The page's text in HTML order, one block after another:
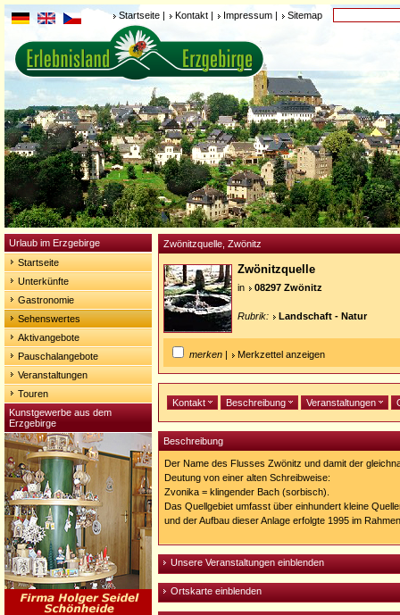
Startseite | Kontakt | Impressum | Sitemap
Urlaub im Erzgebirge
Startseite
Unterkünfte
Gastronomie
Sehenswertes
Aktivangebote
Pauschalangebote
Veranstaltungen
Touren
Kunstgewerbe aus dem
Erzgebirge
Zwönitzquelle, Zwönitz
Zwönitzquelle
in 08297 Zwönitz
Rubrik: Landschaft - Natur
merken | Merkzettel anzeigen
Kontakt Beschreibung Veranstaltungen
Beschreibung
Der Name des Flusses Zwönitz und damit der
Deutung von einer alten Schreibweise:
Zvonika = klingender Bach (sorbisch).
Das Quellgebiet umfasst über einhundert kleine
und der Aufbau dieser Anlage erfolgte 1995 im
Unsere Veranstaltungen einblenden
Ortskarte einblenden